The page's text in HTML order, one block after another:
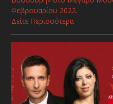
Φεβρουαρίου 2022.
Δείτε Περισσότερα